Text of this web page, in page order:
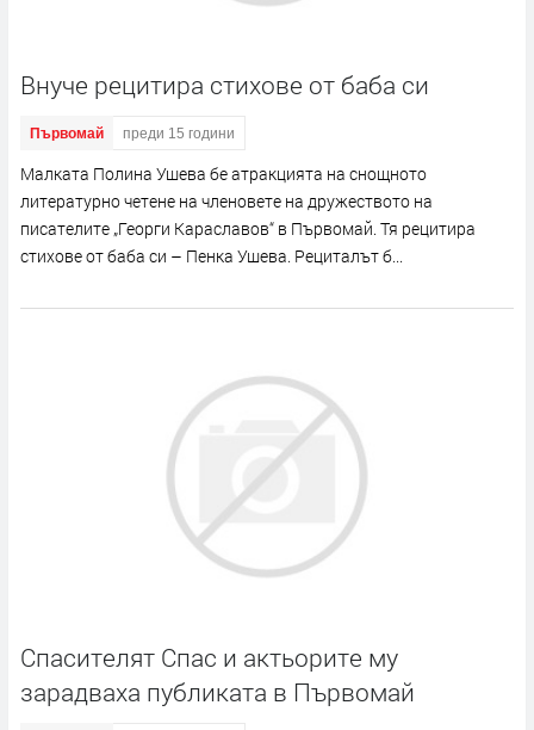
Внуче рецитира стихове от баба си
Първомай преди 15 години
Малката Полина Ушева бе атракцията на снощното
литературно четене на членовете на дружеството на
писателите „Георги Караславов“ в Първомай. Тя рецитира
стихове от баба си – Пенка Ушева. Рециталът б...
Спасителят Спас и актьорите му
зарадваха публиката в Първомай